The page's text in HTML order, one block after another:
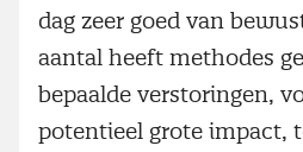
dag zeer goed van
aantal heeft methodes
bepaalde verstoringen,
potentieel grote impact,